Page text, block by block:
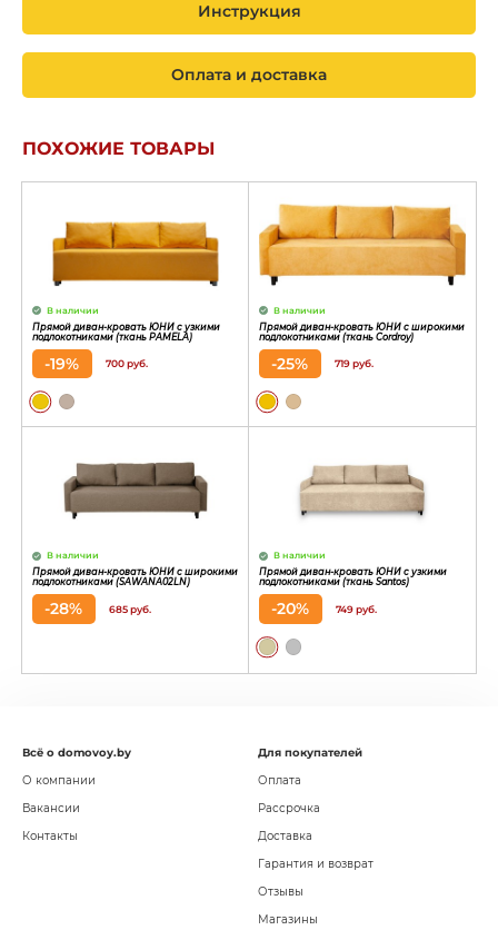
Инструкция
Оплата и доставка
ПОХОЖИЕ ТОВАРЫ
В наличии
Прямой диван-кровать ЮНИ с узкими
подлокотниками (ткань PAMELA)
-19% 700 руб.
В наличии
Прямой диван-кровать ЮНИ с широкими
подлокотниками (ткань Cordroy)
-25% 719 руб.
В наличии
Прямой диван-кровать ЮНИ с широкими
подлокотниками (SAWANA02LN)
-28% 685 руб.
В наличии
Прямой диван-кровать ЮНИ с узкими
подлокотниками (ткань Santos)
-20% 749 руб.
Всё о domovoy.by
О компании
Вакансии
Контакты
Для покупателей
Оплата
Рассрочка
Доставка
Гарантия и возврат
Отзывы
Магазины